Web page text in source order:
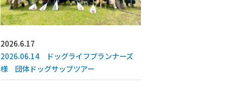
2026.6.17
2026.06.14 ドッグライフプランナーズ
様 団体ドッグサップツアー